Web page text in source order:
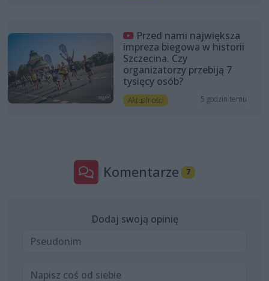
Przed nami największa
impreza biegowa w historii
Szczecina. Czy
organizatorzy przebiją 7
tysięcy osób?
Aktualności 5 godzin temu
Komentarze 7
Dodaj swoją opinię